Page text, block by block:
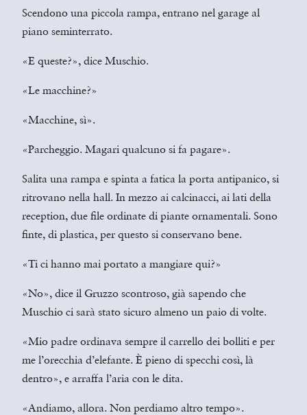
Scendono una piccola rampa, entrano nel garage al
piano seminterrato.
«E queste?», dice Muschio.
«Le macchine?»
«Macchine, sì».
«Parcheggio. Magari qualcuno si fa pagare».
Salita una rampa e spinta a fatica la porta antipanico, si
ritrovano nella hall. In mezzo ai calcinacci, ai lati della
reception, due file ordinate di piante ornamentali. Sono
finte, di plastica, per questo si conservano bene.
«Ti ci hanno mai portato a mangiare qui?»
«No», dice il Gruzzo scontroso, già sapendo che
Muschio ci sarà stato sicuro almeno un paio di volte.
«Mio padre ordinava sempre il carrello dei bolliti e per
me l’orecchia d’elefante. È pieno di specchi così, là
dentro», e arraffa l’aria con le dita.
«Andiamo, allora. Non perdiamo altro tempo».